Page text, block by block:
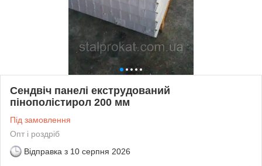
Сендвіч панелі екструдований
пінополістирол 200 мм
Під замовлення
Опт і роздріб
Відправка з 10 серпня 2026